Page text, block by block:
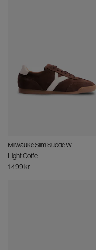
Milwauke Slim Suede W
Light Coffe
1 499 kr